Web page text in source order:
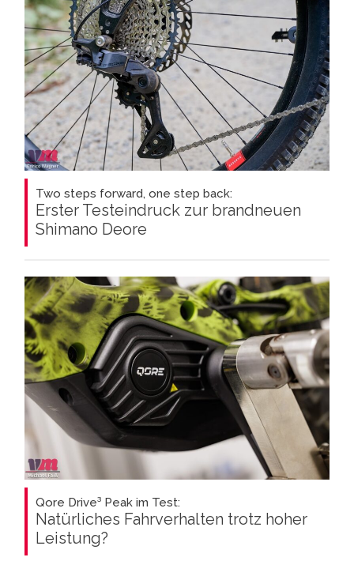
Two steps forward, one step back:
Erster Testeindruck zur brandneuen
Shimano Deore
Qore Drive³ Peak im Test:
Natürliches Fahrverhalten trotz hoher
Leistung?